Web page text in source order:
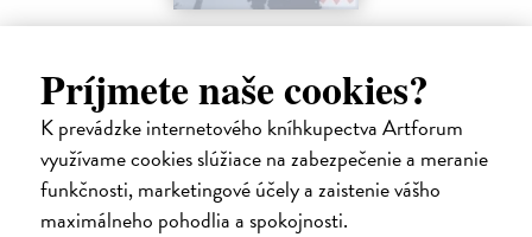
Príjmete naše cookies?
K prevádzke internetového kníhkupectva Artforum
využívame cookies slúžiace na zabezpečenie a meranie
funkčnosti, marketingové účely a zaistenie vášho
maximálneho pohodlia a spokojnosti.
Magie dnes
Prednášky z letného semestra 2007 na pôde Přírodovědecké fakulty
UK sa snažia akademickej verejnosti predstaviť súčasnú mágiu vo
všetkých jej formách.
Zasielame do 12 dní
10,96 €